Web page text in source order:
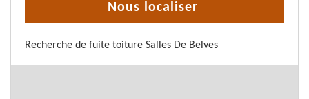
Nous localiser
Recherche de fuite toiture Salles De Belves